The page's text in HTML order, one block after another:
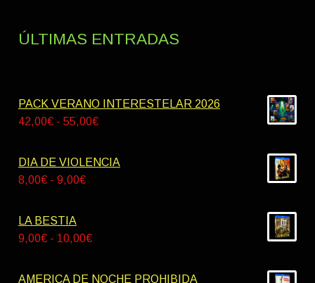
ÚLTIMAS ENTRADAS
PACK VERANO INTERESTELAR 2026
42,00€ - 55,00€Rango
precios:
DIA DE VIOLENCIA
8,00€ - 9,00€Rango
desde
LA BESTIA
9,00€ - 10,00€Rango
precios:
AMERICA DE NOCHE PROHIBIDA